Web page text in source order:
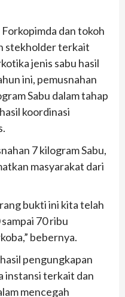
dan tokoh
stekholder terkait
jenis sabu hasil
ini, pemusnahan
Sabu dalam tahap
koordinasi
7 kilogram Sabu,
masyarakat dari
bukti ini kita telah
70 ribu
bebernya.
pengungkapan
instansi terkait dan
mencegah